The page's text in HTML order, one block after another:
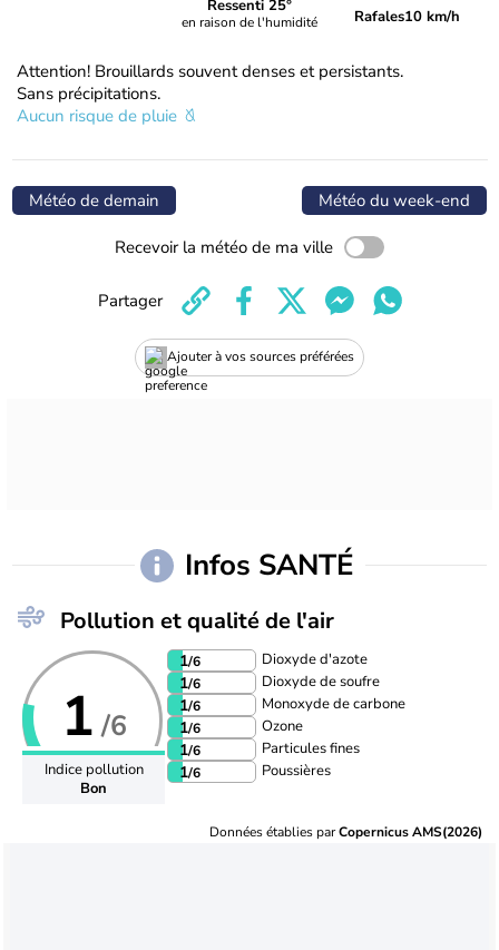
Ressenti 25°
en raison de l'humidité Rafales10 km/h
Attention! Brouillards souvent denses et persistants.
Sans précipitations.
Aucun risque de pluie
Météo de demain Météo du week-end
Recevoir la météo de ma ville
Ajouter à vos sources préférées
Partager
Infos SANTÉ
Pollution et qualité de l'air
1 /6
Indice pollution
Bon
1/6 Dioxyde d'azote
1/6 Dioxyde de soufre
1/6 Monoxyde de carbone
1/6 Ozone
1/6 Particules fines
1/6 Poussières
Données établies parCopernicus AMS(2026)